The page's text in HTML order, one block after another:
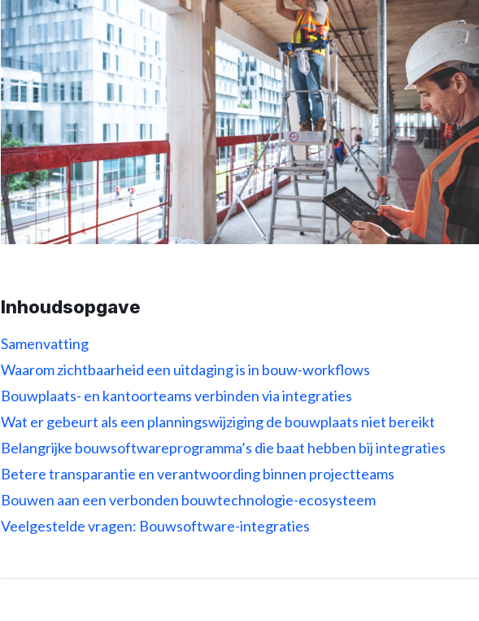
Inhoudsopgave
Samenvatting
Waarom zichtbaarheid een uitdaging is in bouw-workflows
Bouwplaats- en kantoorteams verbinden via integraties
Wat er gebeurt als een planningswijziging de bouwplaats niet bereikt
Belangrijke bouwsoftwareprogramma’s die baat hebben bij integraties
Betere transparantie en verantwoording binnen projectteams
Bouwen aan een verbonden bouwtechnologie-ecosysteem
Veelgestelde vragen: Bouwsoftware-integraties